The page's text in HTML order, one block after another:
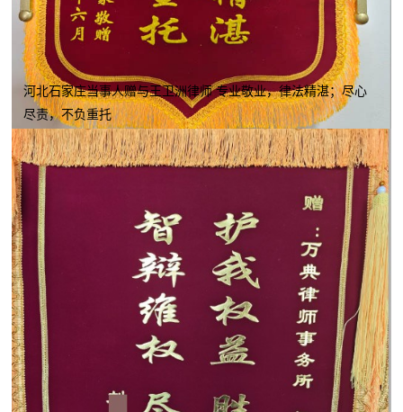
河北石家庄当事人赠与王卫洲律师 专业敬业，律法精湛；尽心
尽责，不负重托